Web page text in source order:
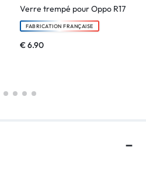
Verre trempé pour Oppo R17
FABRICATION FRANÇAISE
€6.90